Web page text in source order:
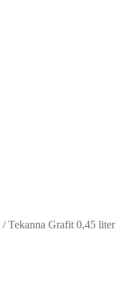
/Tekanna Grafit 0,45 liter